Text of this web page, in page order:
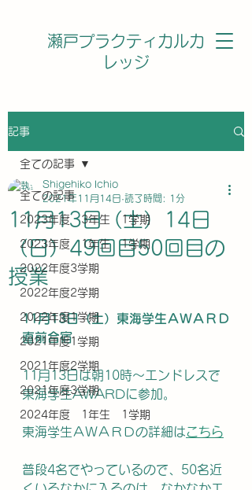
瀬戸プラクティカルカ
レッジ
記事
全ての記事
2023年度 3年生 1学期
2023年度 1年生 1学期
2022年度3学期
2022年度2学期
2022年度1学期
2021年度1学期
2021年度2学期
2021年度3学期
2024年度 1年生 1学期
全ての記事
11月13日（土）14日
（日）49回目50回目の
授業
Shigehiko Ichio
2021年11月14日 読了時間: 1分
11月13日（土）東海学生ＡＷＡＲＤ
直前合宿
11月13日は朝10時～エンドレスで
東海学生AWARDに参加。
東海学生ＡＷＡＲＤの詳細はこちら
普段4名でやっているので、50名近